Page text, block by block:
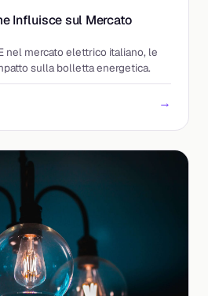
Influisce sul Mercato
nel mercato elettrico italiano, le
sulla bolletta energetica.
→